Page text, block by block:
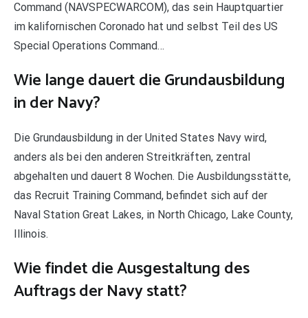
Command (NAVSPECWARCOM), das sein Hauptquartier
im kalifornischen Coronado hat und selbst Teil des US
Special Operations Command…
Wie lange dauert die Grundausbildung
in der Navy?
Die Grundausbildung in der United States Navy wird,
anders als bei den anderen Streitkräften, zentral
abgehalten und dauert 8 Wochen. Die Ausbildungsstätte,
das Recruit Training Command, befindet sich auf der
Naval Station Great Lakes, in North Chicago, Lake County,
Illinois.
Wie findet die Ausgestaltung des
Auftrags der Navy statt?